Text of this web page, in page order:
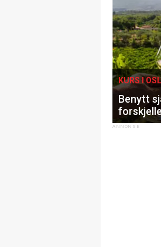
KURS I
Benytt